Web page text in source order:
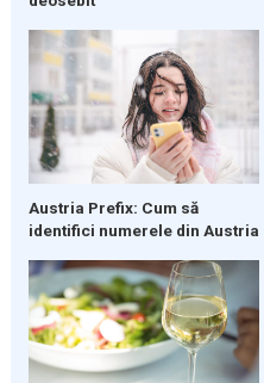
Austria Prefix: Cum să
identifici numerele din Austria